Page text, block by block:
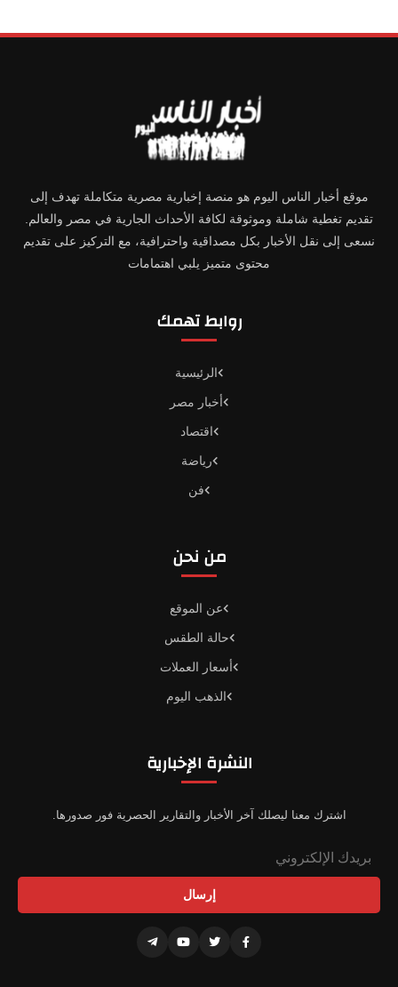
موقع أخبار الناس اليوم هو منصة إخبارية مصرية متكاملة تهدف إلى
تقديم تغطية شاملة وموثوقة لكافة الأحداث الجارية في مصر والعالم.
نسعى إلى نقل الأخبار بكل مصداقية واحترافية، مع التركيز على تقديم
محتوى متميز يلبي اهتمامات
روابط تهمك
الرئيسية
أخبار مصر
اقتصاد
رياضة
فن
من نحن
عن الموقع
حالة الطقس
أسعار العملات
الذهب اليوم
النشرة الإخبارية
اشترك معنا ليصلك آخر الأخبار والتقارير الحصرية فور صدورها.
إرسال